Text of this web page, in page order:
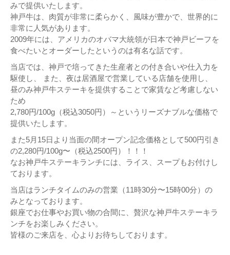
みで提供いたします。
神戸牛は、肉質が非常に柔らかく、風味が豊かで、世界的に
非常に人気があります。
2009年には、アメリカのオバマ大統領が日本で神戸ビーフを
食べたいとオーダーしたというのは有名な話です。
当店では、神戸で培ってきた生産者との付き合いや仕入力を
駆使し、 また、夜は居酒屋で営業している店舗を使用し、
昼のみ神戸牛ステーキを提供することで家賃など考慮しない
ため
2,780円/100g（税込3050円）～というリーズナブルな価格で
提供いたします。
また5月15日より当面の間オープン記念価格として500円引き
の2,280円/100g〜（税込2500円）！！！
なお神戸牛ステーキランチには、ライス、スープもお付けし
ております。
当店はランチタイムのみの営業（11時30分〜15時00分）の
みとなっております。
銀座でお仕事やお買い物の合間に、贅沢な神戸牛ステーキラ
ンチをお楽しみください。
皆様のご来店を、心よりお待ちしております。